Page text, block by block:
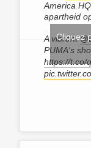
America
apartheid
A vibrant
PUMA's
https://t.co/
Cliquez